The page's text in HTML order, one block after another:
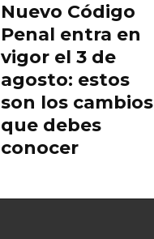
Nuevo Código
Penal entra en
vigor el 3 de
agosto: estos
son los cambios
que debes
conocer